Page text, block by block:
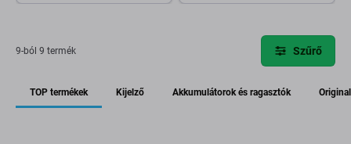
9-ból 9 termék Szűrő
TOP termékek Kijelző Akkumulátorok és ragasztók Original